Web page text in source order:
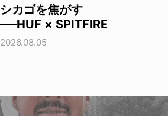
シカゴを焦がす
──HUF × SPITFIRE
2026.08.05